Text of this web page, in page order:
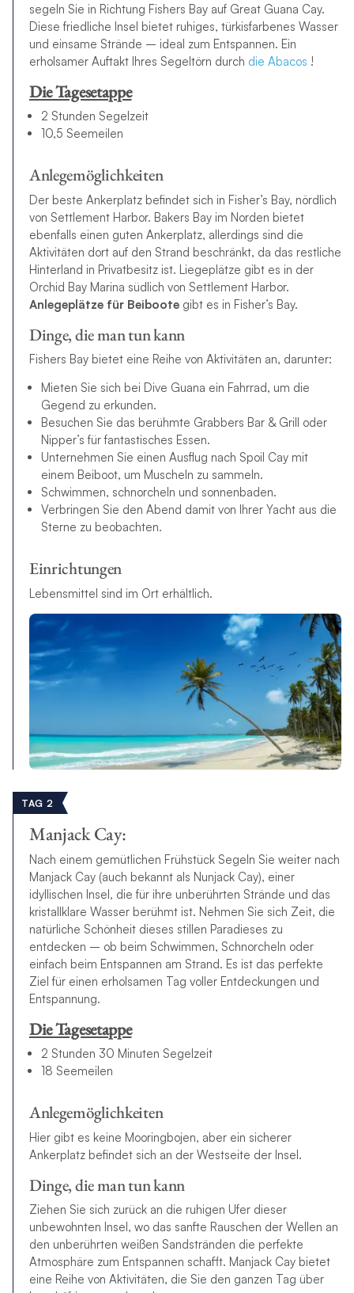
segeln Sie in Richtung Fishers Bay auf Great Guana Cay.
Diese friedliche Insel bietet ruhiges, türkisfarbenes Wasser
und einsame Strände – ideal zum Entspannen. Ein
erholsamer Auftakt Ihres Segeltörn durch die Abacos !
Die Tagesetappe
2 Stunden Segelzeit
10,5 Seemeilen
Anlegemöglichkeiten
Der beste Ankerplatz befindet sich in Fisher’s Bay, nördlich
von Settlement Harbor. Bakers Bay im Norden bietet
ebenfalls einen guten Ankerplatz, allerdings sind die
Aktivitäten dort auf den Strand beschränkt, da das restliche
Hinterland in Privatbesitz ist. Liegeplätze gibt es in der
Orchid Bay Marina südlich von Settlement Harbor.
Anlegeplätze für Beiboote gibt es in Fisher’s Bay.
Dinge, die man tun kann
Fishers Bay bietet eine Reihe von Aktivitäten an, darunter:
Mieten Sie sich bei Dive Guana ein Fahrrad, um die
Gegend zu erkunden.
Besuchen Sie das berühmte Grabbers Bar & Grill oder
Nipper’s für fantastisches Essen.
Unternehmen Sie einen Ausflug nach Spoil Cay mit
einem Beiboot, um Muscheln zu sammeln.
Schwimmen, schnorcheln und sonnenbaden.
Verbringen Sie den Abend damit von Ihrer Yacht aus die
Sterne zu beobachten.
Einrichtungen
Lebensmittel sind im Ort erhältlich.
TAG 2
Manjack Cay:
Nach einem gemütlichen Frühstück Segeln Sie weiter nach
Manjack Cay (auch bekannt als Nunjack Cay), einer
idyllischen Insel, die für ihre unberührten Strände und das
kristallklare Wasser berühmt ist. Nehmen Sie sich Zeit, die
natürliche Schönheit dieses stillen Paradieses zu
entdecken – ob beim Schwimmen, Schnorcheln oder
einfach beim Entspannen am Strand. Es ist das perfekte
Ziel für einen erholsamen Tag voller Entdeckungen und
Entspannung.
Die Tagesetappe
2 Stunden 30 Minuten Segelzeit
18 Seemeilen
Anlegemöglichkeiten
Hier gibt es keine Mooringbojen, aber ein sicherer
Ankerplatz befindet sich an der Westseite der Insel.
Dinge, die man tun kann
Ziehen Sie sich zurück an die ruhigen Ufer dieser
unbewohnten Insel, wo das sanfte Rauschen der Wellen an
den unberührten weißen Sandstränden die perfekte
Atmosphäre zum Entspannen schafft. Manjack Cay bietet
eine Reihe von Aktivitäten, die Sie den ganzen Tag über